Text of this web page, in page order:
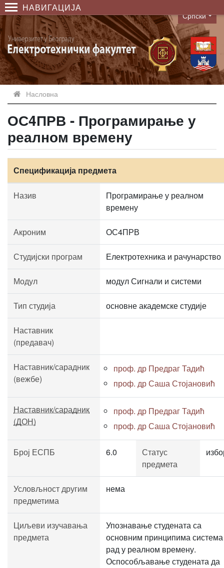
НАВИГАЦИЈА
Language
Српски
Насловна
ОС4ПРВ - Програмирање у
реалном времену
Спецификација предмета
Назив
Програмирање у реалном
времену
Акроним ОС4ПРВ
Студијски програм Електротехника и рачунарство
Модул модул Сигнали и системи
Тип студија основне академске студије
Наставник
(предавач)
Наставник/сарадник
(вежбе)
проф. др Предраг Тадић
проф. др Саша Стојановић
Наставник/сарадник
(ДОН)
проф. др Предраг Тадић
проф. др Саша Стојановић
Број ЕСПБ 6.0
Статус
предмета
Условљност другим
предметима
нема
Циљеви изучавања
предмета
Упознавање студената са
основним принципима система
рад у реалном времену.
Оспособљавање студената да